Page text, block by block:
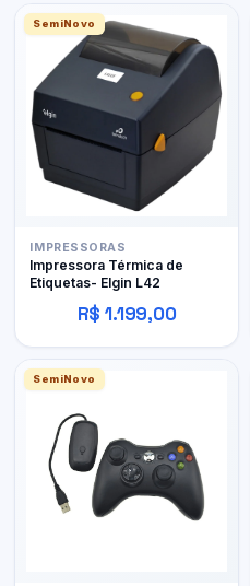
SemiNovo
IMPRESSORAS
Impressora Térmica de
Etiquetas- Elgin L42
R$ 1.199,00
SemiNovo